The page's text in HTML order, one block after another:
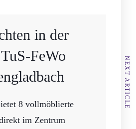
in der
FeWo
8 vollmöblierte
im Zentrum
NEXT ARTICLE